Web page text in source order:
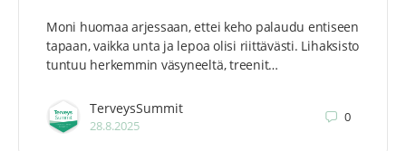
Moni huomaa arjessaan, ettei keho palaudu entiseen
tapaan, vaikka unta ja lepoa olisi riittävästi. Lihaksisto
tuntuu herkemmin väsyneeltä, treenit…
TerveysSummit
28.8.2025
0